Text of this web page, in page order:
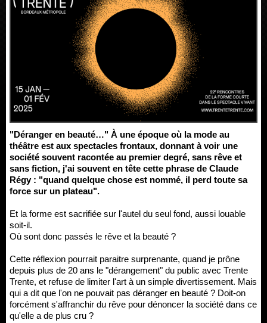
"Déranger en beauté…" À une époque où la mode au
théâtre est aux spectacles frontaux, donnant à voir une
société souvent racontée au premier degré, sans rêve et
sans fiction, j'ai souvent en tête cette phrase de Claude
Régy : "quand quelque chose est nommé, il perd toute sa
force sur un plateau".
Et la forme est sacrifiée sur l'autel du seul fond, aussi louable
soit-il.
Où sont donc passés le rêve et la beauté ?
Cette réflexion pourrait paraitre surprenante, quand je prône
depuis plus de 20 ans le "dérangement" du public avec Trente
Trente, et refuse de limiter l'art à un simple divertissement. Mais
qui a dit que l'on ne pouvait pas déranger en beauté ? Doit-on
forcément s'affranchir du rêve pour dénoncer la société dans ce
qu'elle a de plus cru ?